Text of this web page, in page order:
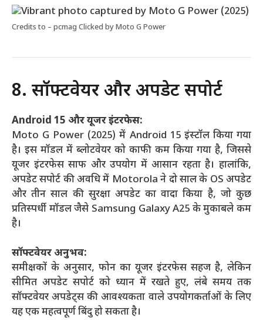
Credits to – pcmag Clicked by Moto G Power
8. सॉफ्टवेयर और अपडेट सपोर्ट
Android 15 और यूजर इंटरफेस:
Moto G Power (2025) में Android 15 इंस्टॉल किया गया
है। इस मॉडल में ब्लोटवेयर को काफी कम किया गया है, जिससे
यूजर इंटरफेस साफ और उपयोग में आसान रहता है। हालांकि,
अपडेट सपोर्ट की अवधि में Motorola ने दो साल के OS अपडेट
और तीन साल की सुरक्षा अपडेट का वादा किया है, जो कुछ
प्रतिस्पर्धी मॉडल जैसे Samsung Galaxy A25 के मुकाबले कम
है।
सॉफ्टवेयर अनुभव:
समीक्षकों के अनुसार, फोन का यूजर इंटरफेस सहज है, लेकिन
सीमित अपडेट सपोर्ट को ध्यान में रखते हुए, लंबे समय तक
सॉफ्टवेयर अपडेट्स की आवश्यकता वाले उपयोगकर्ताओं के लिए
यह एक महत्वपूर्ण बिंदु हो सकता है।